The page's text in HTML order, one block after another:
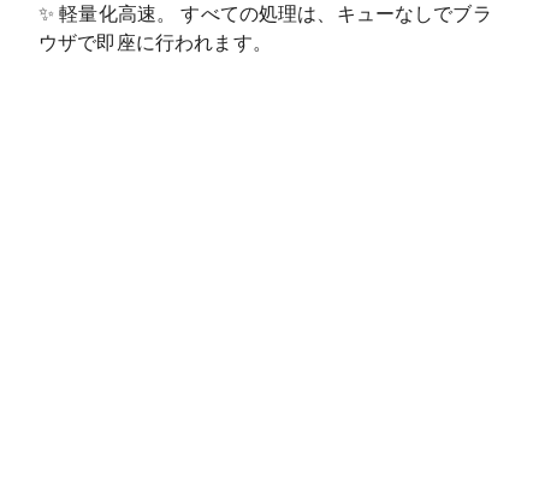
✨軽量化高速。 すべての処理は、キューなしでブラ
ウザで即座に行われます。